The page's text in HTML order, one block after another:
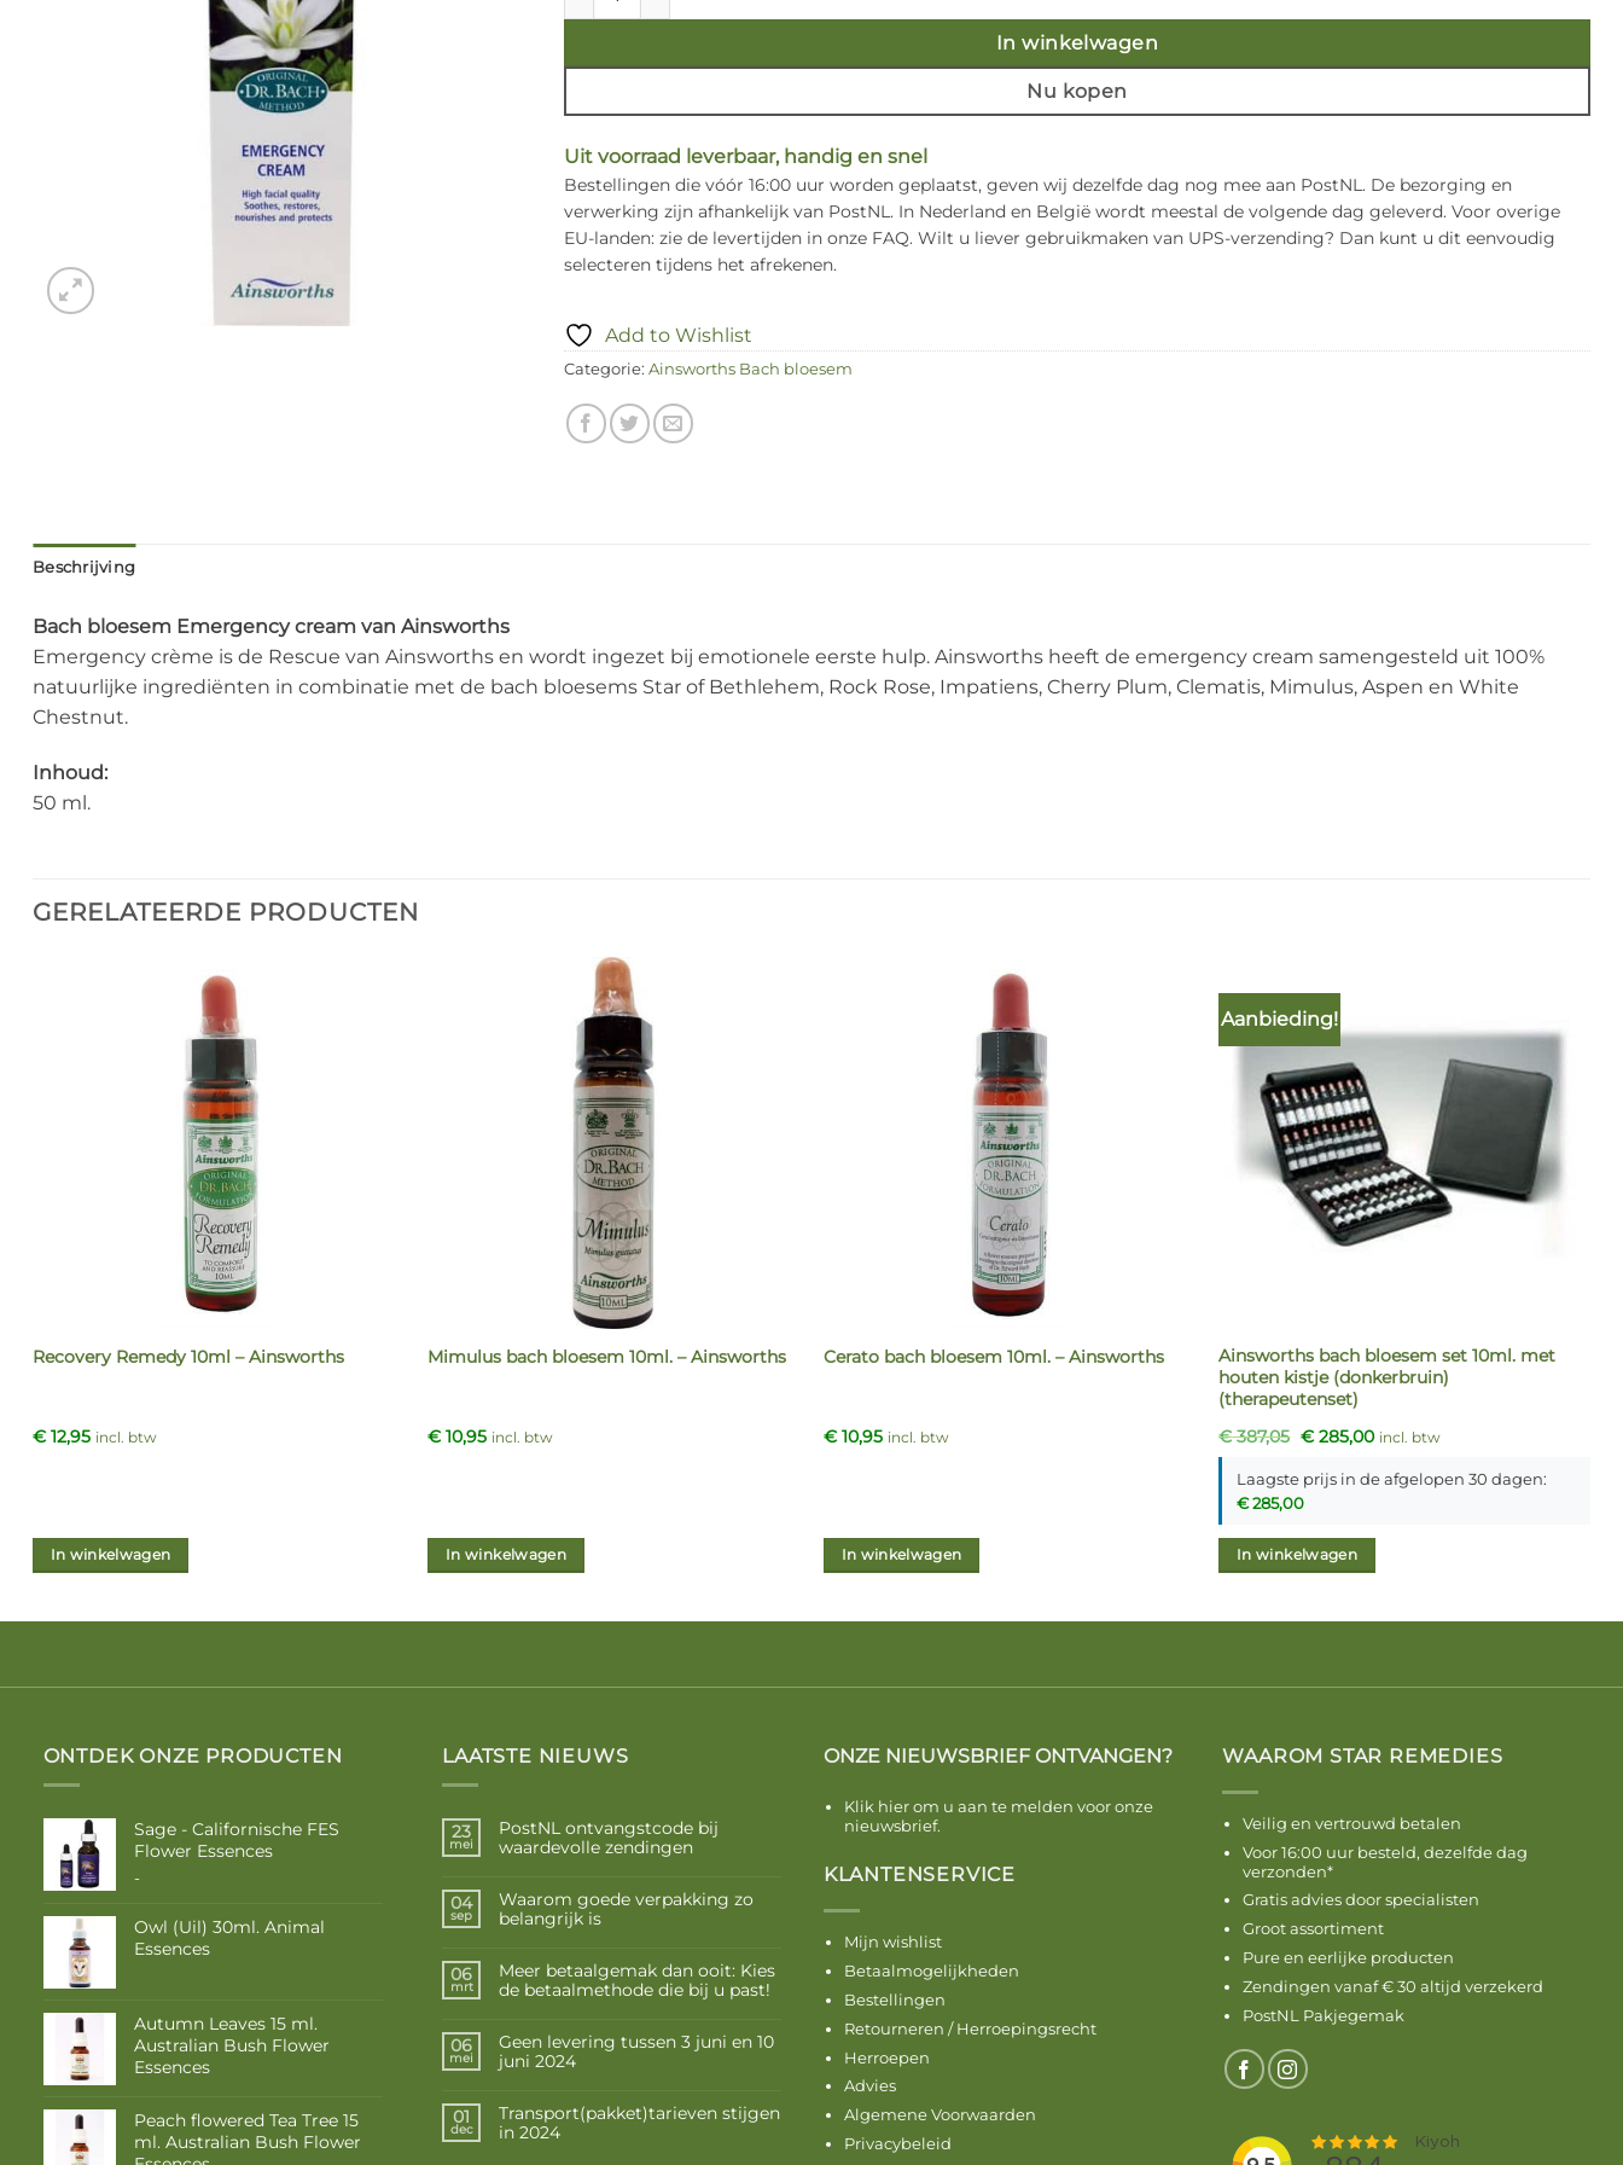
In winkelwagen
Nu kopen
Uit voorraad leverbaar, handig en snel
Bestellingen die vóór 16:00 uur worden geplaatst, geven wij dezelfde dag nog mee aan PostNL. De bezorging en
verwerking zijn afhankelijk van PostNL. In Nederland en België wordt meestal de volgende dag geleverd. Voor overige
EU-landen: zie de levertijden in onze FAQ. Wilt u liever gebruikmaken van UPS-verzending? Dan kunt u dit eenvoudig
selecteren tijdens het afrekenen.
Add to Wishlist
Categorie: Ainsworths Bach bloesem
Beschrijving
Bach bloesem Emergency cream van Ainsworths
Emergency crème is de Rescue van Ainsworths en wordt ingezet bij emotionele eerste hulp. Ainsworths heeft de emergency cream samengesteld uit 100%
natuurlijke ingrediënten in combinatie met de bach bloesems Star of Bethlehem, Rock Rose, Impatiens, Cherry Plum, Clematis, Mimulus, Aspen en White
Chestnut.
Inhoud:
50 ml.
GERELATEERDE PRODUCTEN
Recovery Remedy 10ml – Ainsworths
€12,95 incl. btw
In winkelwagen
Mimulus bach bloesem 10ml. – Ainsworths
€10,95 incl. btw
In winkelwagen
Cerato bach bloesem 10ml. – Ainsworths
€10,95 incl. btw
In winkelwagen
Aanbieding!
Wishlist
Ainsworths bach bloesem set 10ml. met
houten kistje (donkerbruin)
(therapeutenset)
€387,05 Oorspronkelijke
was:
€ 387,05.
€285,00Huidige
€ 285,00.
incl. btw
Laagste prijs in de afgelopen 30 dagen:
€285,00
In winkelwagen
ONTDEK ONZE PRODUCTEN
Sage - Californische FES
Flower Essences
-Prijsklasse:
tot
€ 17,50
Owl (Uil) 30ml. Animal
Essences
Autumn Leaves 15 ml.
Australian Bush Flower
Essences
Peach flowered Tea Tree 15
ml. Australian Bush Flower
LAATSTE NIEUWS
23
mei
PostNL ontvangstcode bij
waardevolle zendingen
04
sep
Waarom goede verpakking zo
belangrijk is
06
mrt
Meer betaalgemak dan ooit: Kies
de betaalmethode die bij u past!
06
mei
Geen levering tussen 3 juni en 10
juni 2024
01
dec
Transport(pakket)tarieven stijgen
in 2024
ONZE NIEUWSBRIEF ONTVANGEN?
Klik hier om u aan te melden voor onze
nieuwsbrief.
KLANTENSERVICE
Mijn wishlist
Betaalmogelijkheden
Bestellingen
Retourneren / Herroepingsrecht
Herroepen
Advies
Algemene Voorwaarden
Privacybeleid
WAAROM STAR REMEDIES
Veilig en vertrouwd betalen
Voor 16:00 uur besteld, dezelfde dag
verzonden*
Gratis advies door specialisten
Groot assortiment
Pure en eerlijke producten
Zendingen vanaf € 30 altijd verzekerd
PostNL Pakjegemak